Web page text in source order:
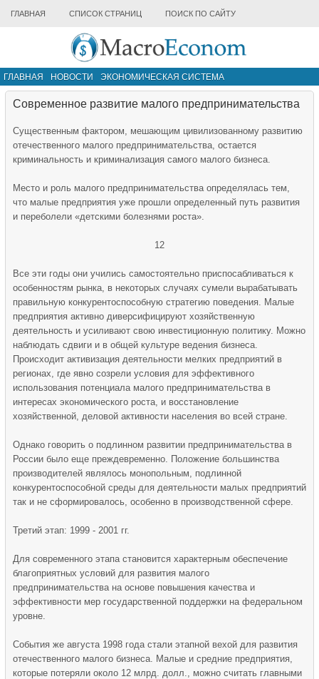
ГЛАВНАЯ СПИСОК СТРАНИЦ ПОИСК ПО САЙТУ
ГЛАВНАЯ НОВОСТИ
ЭКОНОМИЧЕСКАЯ СИСТЕМА
ИНФРАСТРУКТУРА РЫНКА
Современное развитие малого предпринимательства
Существенным фактором, мешающим цивилизованному развитию
отечественного малого предпринимательства, остается
криминальность и криминализация самого малого бизнеса.
Место и роль малого предпринимательства определялась тем,
что малые предприятия уже прошли определенный путь развития
и переболели «детскими болезнями роста».
12
Все эти годы они учились самостоятельно приспосабливаться к
особенностям рынка, в некоторых случаях сумели вырабатывать
правильную конкурентоспособную стратегию поведения. Малые
предприятия активно диверсифицируют хозяйственную
деятельность и усиливают свою инвестиционную политику. Можно
наблюдать сдвиги и в общей культуре ведения бизнеса.
Происходит активизация деятельности мелких предприятий в
регионах, где явно созрели условия для эффективного
использования потенциала малого предпринимательства в
интересах экономического роста, и восстановление
хозяйственной, деловой активности населения во всей стране.
Однако говорить о подлинном развитии предпринимательства в
России было еще преждевременно. Положение большинства
производителей являлось монопольным, подлинной
конкурентоспособной среды для деятельности малых предприятий
так и не сформировалось, особенно в производственной сфере.
Третий этап: 1999 - 2001 гг.
Для современного этапа становится характерным обеспечение
благоприятных условий для развития малого
предпринимательства на основе повышения качества и
эффективности мер государственной поддержки на федеральном
уровне.
События же августа 1998 года стали этапной вехой для развития
отечественного малого бизнеса. Малые и средние предприятия,
которые потеряли около 12 млрд. долл., можно считать главными